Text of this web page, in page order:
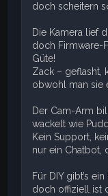
doch scheitern
Die Kamera lief
doch Firmware-
Güte!
Zack – geflasht,
obwohl man sie
Der Cam-Arm
wackelt wie
Kein Support,
nur ein Chatbot,
Für DIY gibt’s
doch offiziell ist